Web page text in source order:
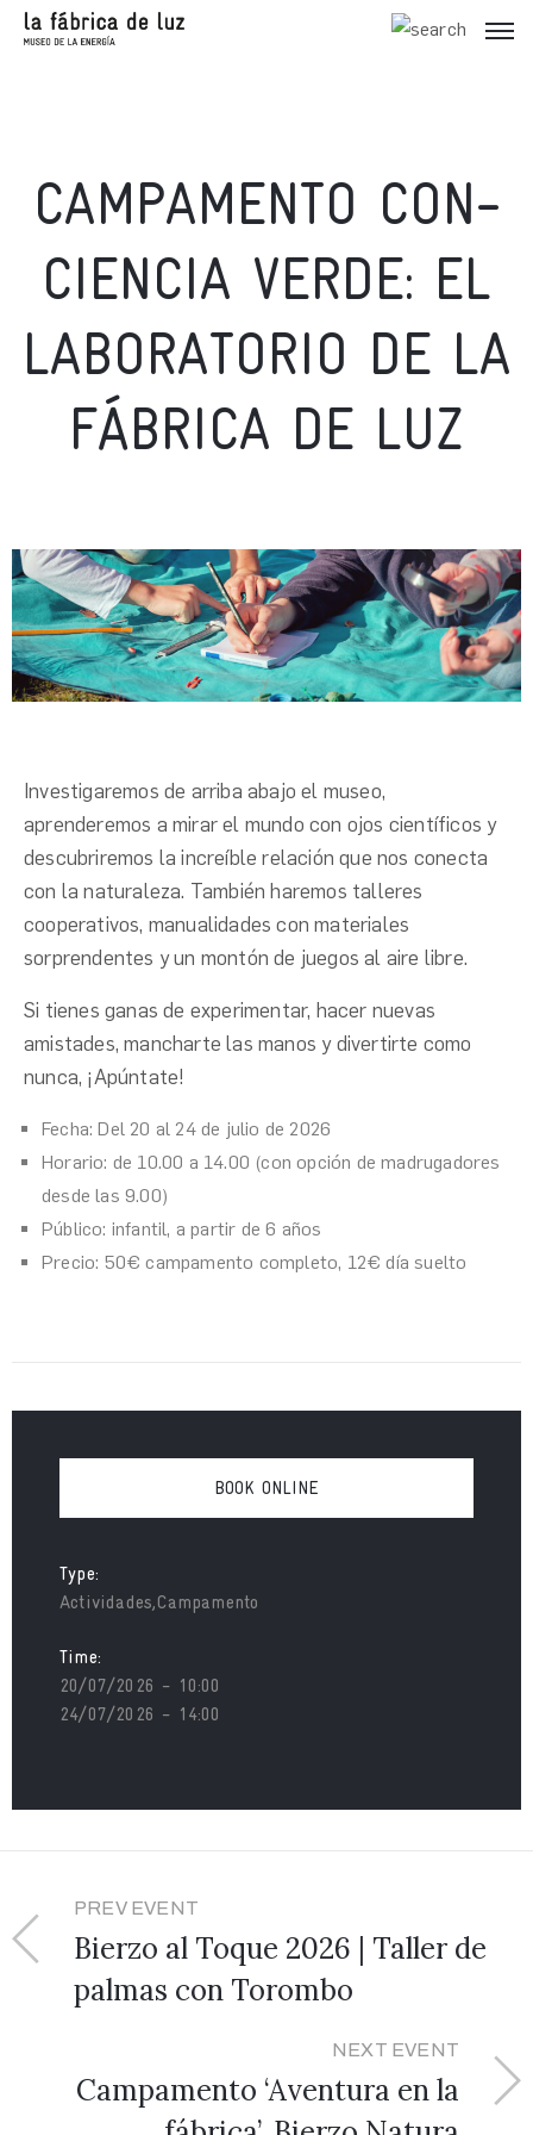
CAMPAMENTO CON-
CIENCIA VERDE: EL
LABORATORIO DE LA
FÁBRICA DE LUZ
Investigaremos de arriba abajo el museo,
aprenderemos a mirar el mundo con ojos científicos y
descubriremos la increíble relación que nos conecta
con la naturaleza. También haremos talleres
cooperativos, manualidades con materiales
sorprendentes y un montón de juegos al aire libre.
Si tienes ganas de experimentar, hacer nuevas
amistades, mancharte las manos y divertirte como
nunca, ¡Apúntate!
Fecha: Del 20 al 24 de julio de 2026
Horario: de 10.00 a 14.00 (con opción de madrugadores
desde las 9.00)
Público: infantil, a partir de 6 años
Precio: 50€ campamento completo, 12€ día suelto
BOOK ONLINE
Type:
Actividades,Campamento
Time:
20/07/2026 - 10:00
24/07/2026 - 14:00
PREV EVENT
Bierzo al Toque 2026 | Taller de
palmas con Torombo
NEXT EVENT
Campamento ‘Aventura en la